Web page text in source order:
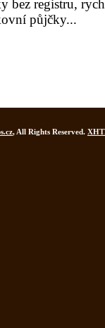
bez registru,
půjčky...
, All Rights Reserved.